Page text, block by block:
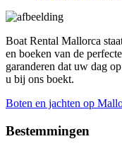
Boat Rental Mallorca
en boeken van de
garanderen dat uw dag
u bij ons boekt.
Boten en jachten op
Bestemmingen